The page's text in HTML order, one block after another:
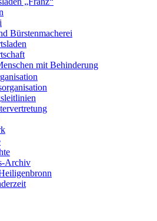
Bürstenmacherei
mit Behinderung
Archiv